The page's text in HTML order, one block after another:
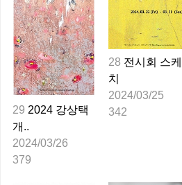
29 2024 강상택
개..
2024/03/26
379
28 전시회 스케
치
2024/03/25
342